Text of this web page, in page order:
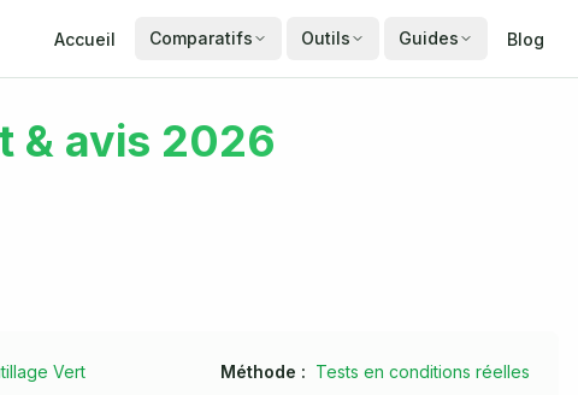
Accueil Comparatifs Outils Guides Blog
& avis 2026
Vert Méthode : Tests en conditions réelles